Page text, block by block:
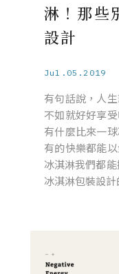
淋！那些
設計
Jul.05.2019
有句話說，人
不如就好好享
有什麼比來一
有的快樂都能
冰淇淋我們都
冰淇淋包裝設